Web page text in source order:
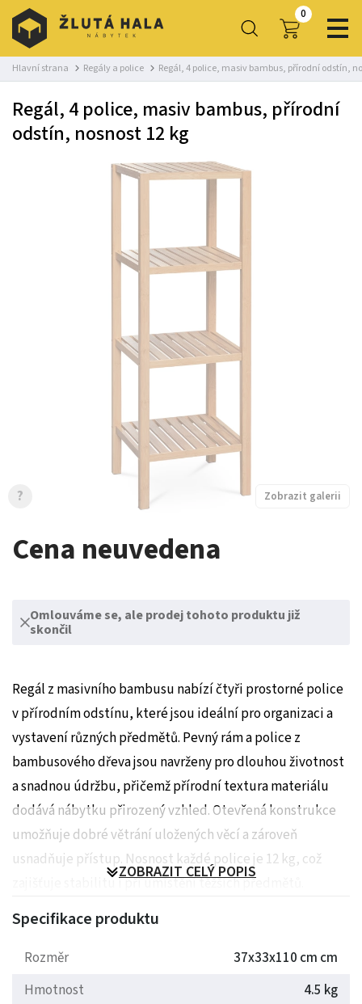
0
Hlavní strana Regály a police Regál, 4 police, masiv bambus, přírodní odstín,
Cena neuvedena
Omlouváme se, ale prodej tohoto produktu již
skončil
Regál, 4 police, masiv bambus, přírodní
odstín, nosnost 12 kg
Zobrazit galerii
?
Regál z masivního bambusu nabízí čtyři prostorné police
v přírodním odstínu, které jsou ideální pro organizaci a
vystavení různých předmětů. Pevný rám a police z
bambusového dřeva jsou navrženy pro dlouhou životnost
a snadnou údržbu, přičemž přírodní textura materiálu
dodává nábytku přirozený vzhled. Otevřená konstrukce
umožňuje dobré větrání uložených věcí a zároveň
usnadňuje přístup. Nosnost každé police je 12 kg, což
zajišťuje stabilitu i při umístění těžších předmětů.
Kompaktní rozměry regálu umožňují jeho využití v
různých typech interiérů, od koupelen po obývací pokoje.
Rozměry: 37x33x110 cm
ZOBRAZIT CELÝ POPIS
Specifikace produktu
Rozměr
37x33x110 cm cm
Hmotnost
4.5 kg